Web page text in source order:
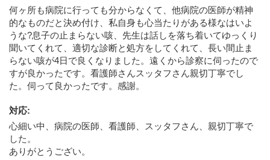
何ヶ所も病院に行っても分からなくて、他病院の医師が精神
的なものだと決め付け、私自身も心当たりがある様なはいよ
うな?息子の止まらない咳、先生は話しを落ち着いてゆっくり
聞いてくれて、適切な診断と処方をしてくれて、長い間止ま
らない咳が4日で良くなりました。遠くから診察に伺ったので
すが良かったです。看護師さんスッタフさん親切丁寧でし
た。伺って良かったです。感謝。
対応:
心細い中、病院の医師、看護師、スッタフさん、親切丁寧で
した。
ありがとうござい。